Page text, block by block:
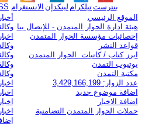
الانستغرام لينكدإن تيلكرامبنترست
الموقع الرئيسي
هيئة ادارة الحوار المتمدن - للإتصال بنا
إحصائيات مؤسسة الحوار المتمدن
قواعد النشر
ابرز كتاب / كاتبات الحوار المتمدن
يوتيوب التمدن
مكتبة التمدن
عدد الزوار: 3,429,166,199
اضافة موضوع جديد
اضافة الاخبار
حملات الحوار المتمدن التضامنية